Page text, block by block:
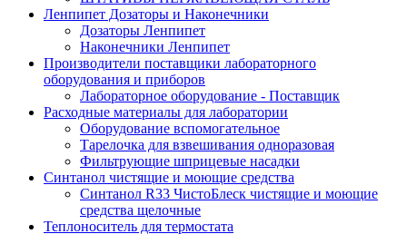
Ленпипет Дозаторы и Наконечники
Дозаторы Ленпипет
Наконечники Ленпипет
Производители поставщики лабораторного
оборудования и приборов
Лабораторное оборудование - Поставщик
Расходные материалы для лаборатории
Оборудование вспомогательное
Тарелочка для взвешивания одноразовая
Фильтрующие шприцевые насадки
Синтанол чистящие и моющие средства
Синтанол R33 ЧистоБлеск чистящие и моющие
средства щелочные
Теплоноситель для термостата